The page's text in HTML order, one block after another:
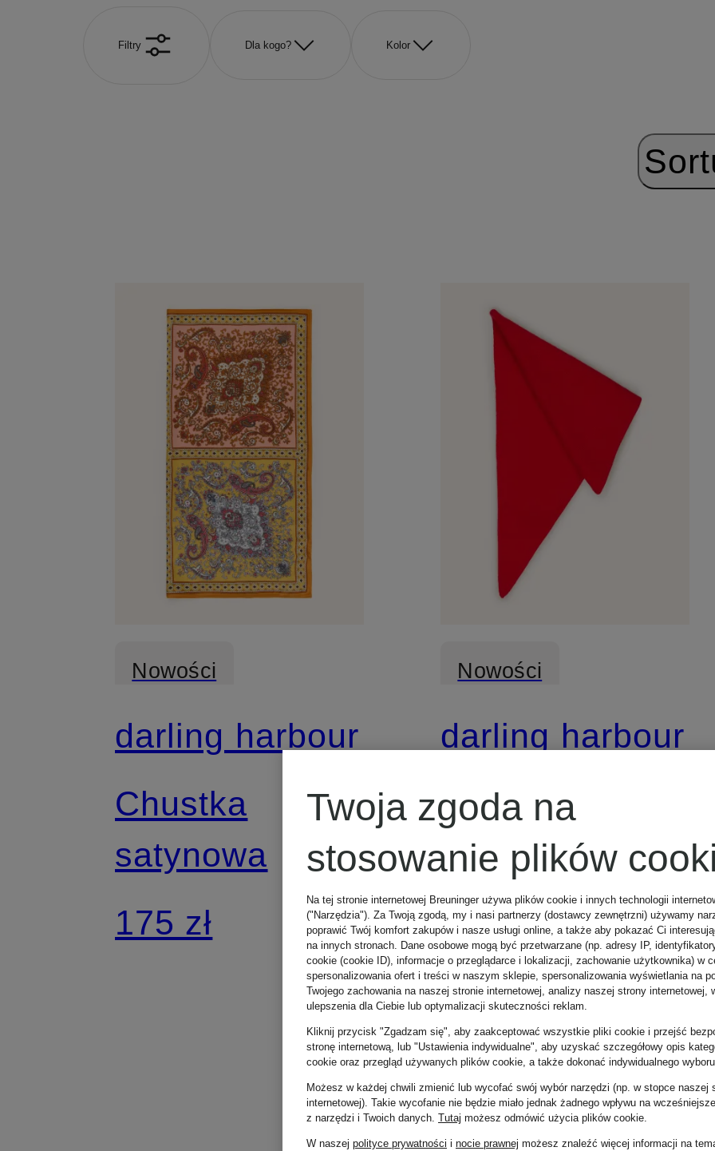
Filtry Dla kogo? Kolor
Nowości
darling harbour
Chustka
satynowa
175 zł
Nowości
Z certyfikatem
darling harbour
Szalik trójkątny
z kaszmirem
349 zł
Twoja zgoda na
stosowanie plików
Na tej stronie internetowej Breuninger używa plików cookie i innych technologii
("Narzędzia"). Za Twoją zgodą, my i nasi partnerzy (dostawcy zewnętrzni) używamy
poprawić Twój komfort zakupów i nasze usługi online, a także aby pokazać Ci
na innych stronach. Dane osobowe mogą być przetwarzane (np. adresy IP,
cookie (cookie ID), informacje o przeglądarce i lokalizacji, zachowanie użytkownika) w
spersonalizowania ofert i treści w naszym sklepie, spersonalizowania wyświetlania na
Twojego zachowania na naszej stronie internetowej, analizy naszej strony internetowej,
ulepszenia dla Ciebie lub optymalizacji skuteczności reklam.
Kliknij przycisk "Zgadzam się", aby zaakceptować wszystkie pliki cookie i przejść
stronę internetową, lub "Ustawienia indywidualne", aby uzyskać szczegółowy opis
cookie oraz przegląd używanych plików cookie, a także dokonać indywidualnego
Możesz w każdej chwili zmienić lub wycofać swój wybór narzędzi (np. w stopce naszej
internetowej). Takie wycofanie nie będzie miało jednak żadnego wpływu na
z narzędzi i Twoich danych. Tutaj możesz odmówić użycia plików cookie.
W naszej polityce prywatności i nocie prawnej możesz znaleźć więcej informacji na